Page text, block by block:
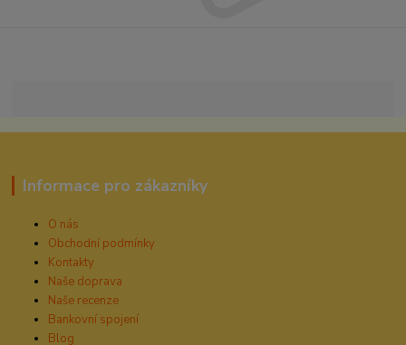
Informace pro zákazníky
O nás
Obchodní podmínky
Kontakty
Naše doprava
Naše recenze
Bankovní spojení
Blog